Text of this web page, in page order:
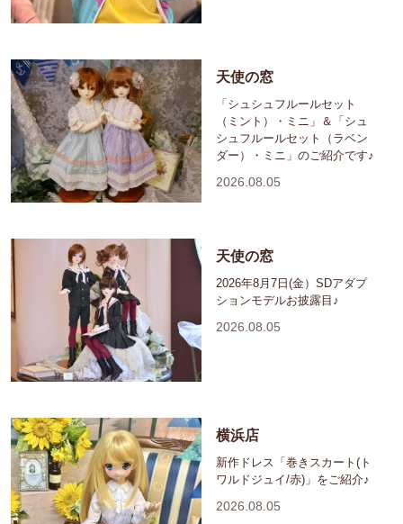
天使の窓
「シュシュフルールセット
（ミント）・ミニ」＆「シュ
シュフルールセット（ラベン
ダー）・ミニ」のご紹介です♪
2026.08.05
天使の窓
2026年8月7日(金）SDアダプ
ションモデルお披露目♪
2026.08.05
横浜店
新作ドレス「巻きスカート(ト
ワルドジュイ/赤)」をご紹介♪
2026.08.05